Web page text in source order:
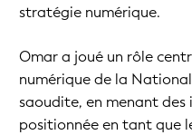
stratégie numérique.
Omar a joué un rôle
numérique de la
saoudite, en menant
positionnée en tant que